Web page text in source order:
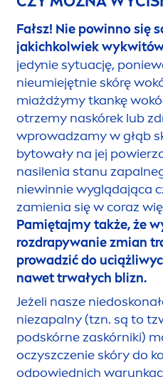
Fałsz! Zmiany
od higieny, a
dobrze rozwinięte,
pewne prymitywne
Afryce, które zapewne
prawie w ogóle nie
jednak spokojniej i
wysokoprzetworzoną.
CZY MOŻNA
Fałsz! Nie powinno się
jakichkolwiek
jedynie sytuację,
nieumiejętnie skórę
miażdżymy tkankę
otrzemy naskórek lub
wprowadzamy w głąb
bytowały na jej